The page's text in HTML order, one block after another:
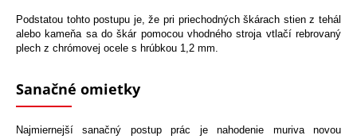
Podstatou tohto postupu je, že pri priechodných škárach stien z tehál
alebo kameňa sa do škár pomocou vhodného stroja vtlačí rebrovaný
plech z chrómovej ocele s hrúbkou 1,2 mm.
Sanačné omietky
Najmiernejší sanačný postup prác je nahodenie muriva novou